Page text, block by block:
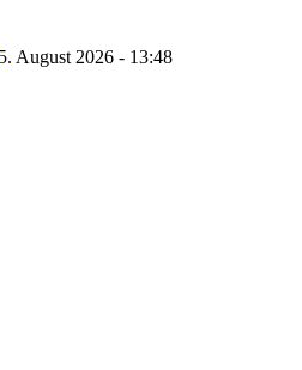
5. August 2026 - 13:48